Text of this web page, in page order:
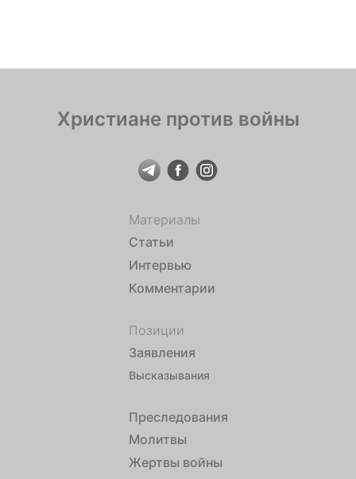
Христиане против войны
Материалы
Статьи
Интервью
Комментарии
Позиции
Заявления
Высказывания
Преследования
Молитвы
Жертвы войны